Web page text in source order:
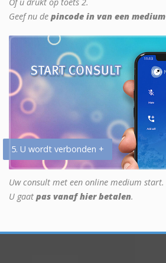
Of u drukt op toets 2.
Geef nu de pincode in van een medium
5. U wordt verbonden +
Uw consult met een online medium start.
U gaat pas vanaf hier betalen.